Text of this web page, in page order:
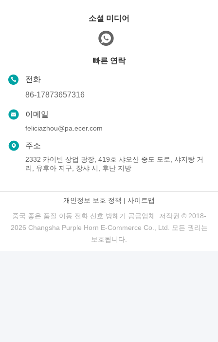
소셜 미디어
빠른 연락
전화
86-17873657316
이메일
feliciazhou@pa.ecer.com
주소
2332 카이빈 상업 광장, 419호 샤오산 중도 도로, 샤지탕 거
리, 유후아 지구, 장샤 시, 후난 지방
개인정보 보호 정책 | 사이트맵
중국 좋은 품질 이동 전화 신호 방해기 공급업체. 저작권 © 2018-
2026 Changsha Purple Horn E-Commerce Co., Ltd. 모든 권리는
보호됩니다.